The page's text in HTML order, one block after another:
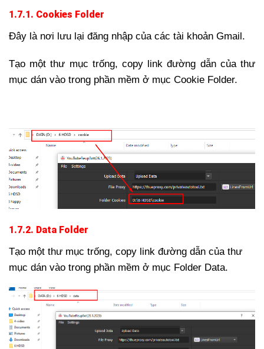
1.7.1. Cookies Folder
Đây là nơi lưu lại đăng nhập của các tài khoản Gmail.
Tạo một thư mục trống, copy link đường dẫn của thư
mục dán vào trong phần mềm ở mục Cookie Folder.
1.7.2. Data Folder
Tạo một thư mục trống, copy link đường dẫn của thư
mục dán vào trong phần mềm ở mục Folder Data.